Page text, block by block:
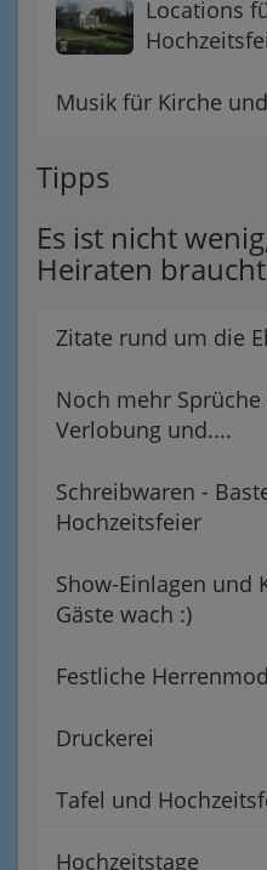
Locations
Musik für Kirche
Tipps
Es ist nicht
Heiraten
Zitate rund um die
Noch mehr Sprüche
Verlobung und....
Schreibwaren -
Hochzeitsfeier
Show-Einlagen und
Gäste wach :)
Festliche
Druckerei
Tafel und
Hochzeitstage